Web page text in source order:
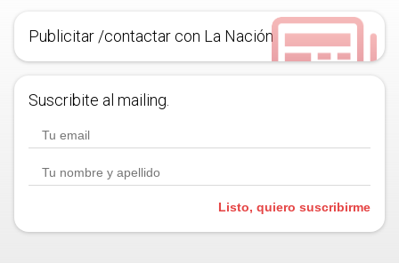
Publicitar /contactar con La Nación
Suscribite al mailing.
Listo, quiero suscribirme